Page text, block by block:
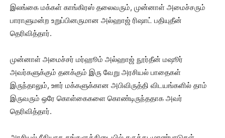
இலங்கை மக்கள் காங்கிரஸ் தலைவரும், முன்னாள் அமைச்சரும்
பாராளுமன்ற உறுப்பினருமான அல்ஹாஜ் ரிஷாட் பதியுதீன்
தெரிவித்தார்.
முன்னாள் அமைச்சர் மர்ஹூம் அல்ஹாஜ் நூர்தீன் மஷூர்
அவர்களுக்கும் தனக்கும் இரு வேறு அரசியல் பாதைகள்
இருந்தாலும், ஊர் மக்களுக்கான அபிவிருத்தி விடயங்களில் தாம்
இருவரும் ஒரே கொள்கைகளை கொண்டிருந்ததாக அவர்
தெரிவித்தார்.